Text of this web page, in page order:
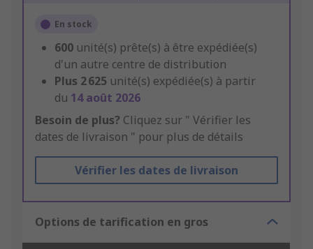
En stock
600 unité(s) prête(s) à être expédiée(s)
d'un autre centre de distribution
Plus 2 625 unité(s) expédiée(s) à partir
du 14 août 2026
Besoin de plus? Cliquez sur " Vérifier les
dates de livraison " pour plus de détails
Vérifier les dates de livraison
Options de tarification en gros